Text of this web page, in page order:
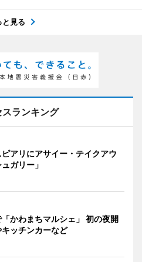
と見る
スランキング
アリにアサイー・テイクアウ
ガリー」
かわまちマルシェ」 初の夜開
ッチンカーなど